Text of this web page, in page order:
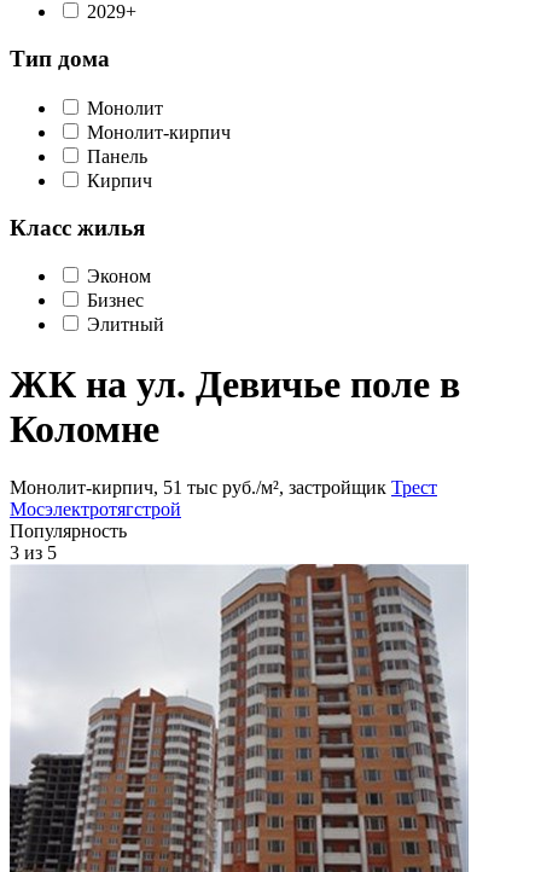
2029+
Тип дома
Монолит
Монолит-кирпич
Панель
Кирпич
Класс жилья
Эконом
Бизнес
Элитный
ЖК на ул. Девичье поле в
Коломне
Монолит-кирпич, 51 тыс руб./м², застройщик Трест
Мосэлектротягстрой
Популярность
3 из 5